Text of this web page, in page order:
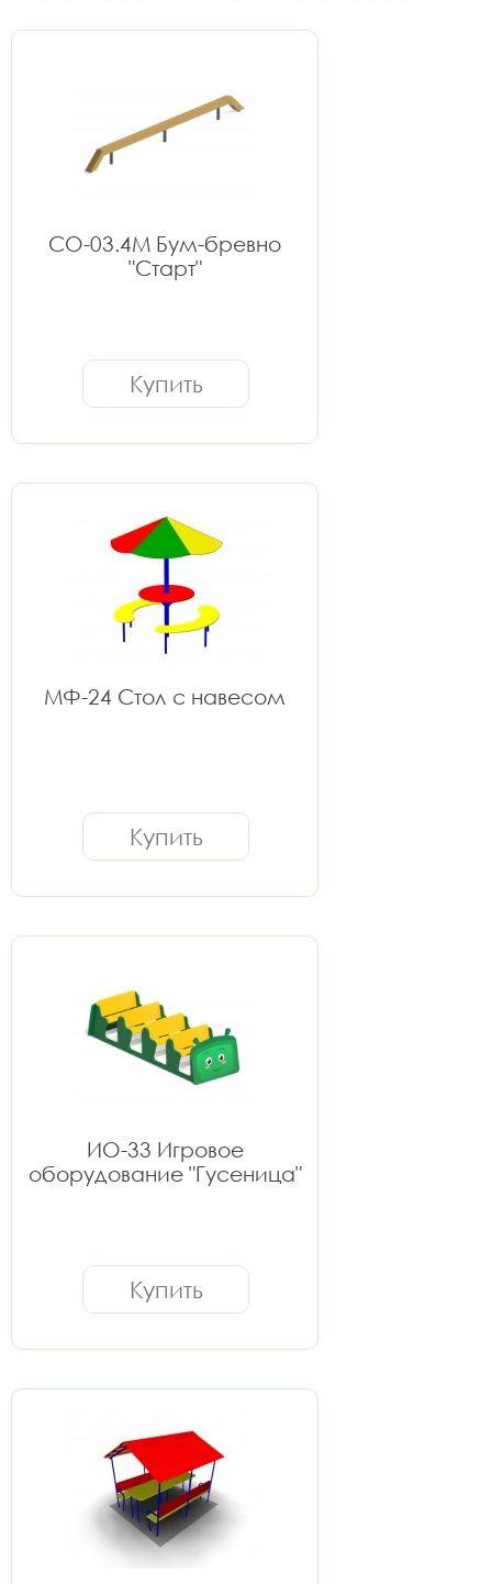
СО-03.4М Бум-бревно
"Старт"
Купить
МФ-24 Стол с навесом
Купить
ИО-33 Игровое
оборудование "Гусеница"
Купить